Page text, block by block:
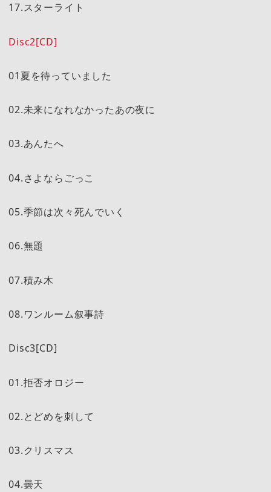
17.スターライト
Disc2[CD]
01夏を待っていました
02.未来になれなかったあの夜に
03.あんたへ
04.さよならごっこ
05.季節は次々死んでいく
06.無題
07.積み木
08.ワンルーム叙事詩
Disc3[CD]
01.拒否オロジー
02.とどめを刺して
03.クリスマス
04.曇天